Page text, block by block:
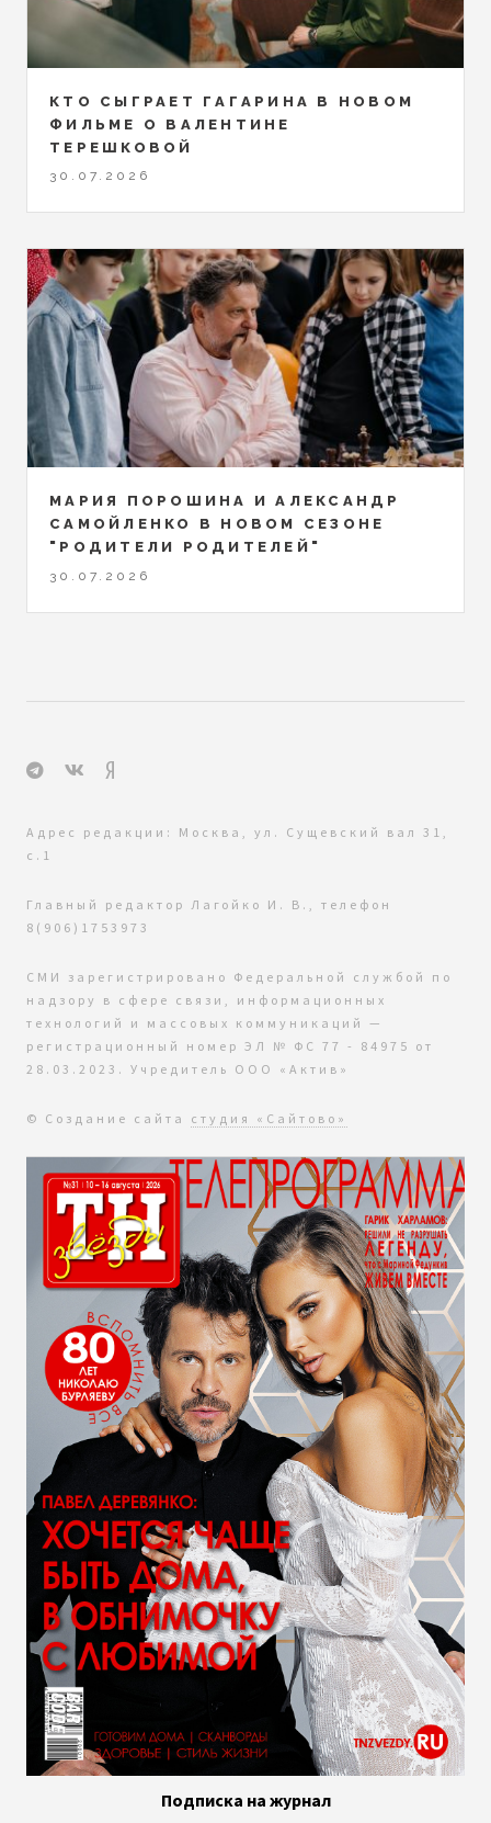
КТО СЫГРАЕТ ГАГАРИНА В НОВОМ
ФИЛЬМЕ О ВАЛЕНТИНЕ
ТЕРЕШКОВОЙ
30.07.2026
МАРИЯ ПОРОШИНА И АЛЕКСАНДР
САМОЙЛЕНКО В НОВОМ СЕЗОНЕ
"РОДИТЕЛИ РОДИТЕЛЕЙ"
30.07.2026
Адрес редакции: Москва, ул. Сущевский вал 31,
с.1
Главный редактор Лагойко И. В., телефон
8(906)1753973
СМИ зарегистрировано Федеральной службой по
надзору в сфере связи, информационных
технологий и массовых коммуникаций —
регистрационный номер ЭЛ № ФС 77 - 84975 от
28.03.2023. Учредитель ООО «Актив»
© Создание сайта студия «Сайтово»
Подписка на журнал